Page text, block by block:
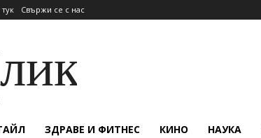
Свържи се с нас
ЗДРАВЕ И ФИТНЕС КИНО НАУКА